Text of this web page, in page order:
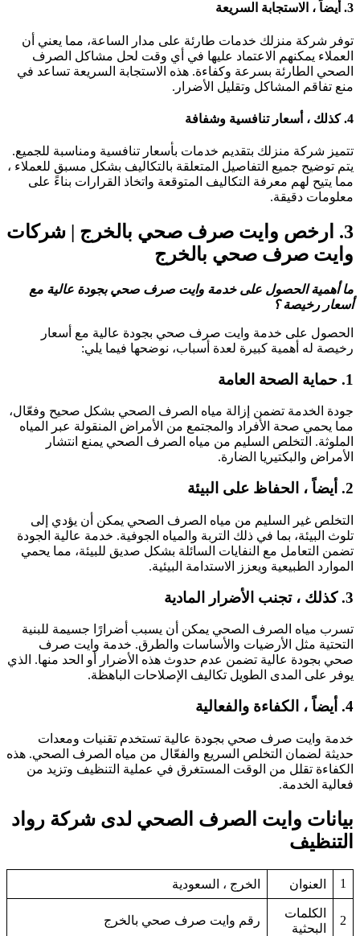
أيضاً ، الاستجابة السريعة
شركة منزلك خدمات طارئة على مدار الساعة، مما يعني أن
يمكنهم الاعتماد عليها في أي وقت لحل مشاكل الصرف
الطارئة بسرعة وكفاءة. هذه الاستجابة السريعة تساعد في
تفاقم المشاكل وتقليل الأضرار.
كذلك ، أسعار تنافسية وشفافة
شركة منزلك بتقديم خدمات بأسعار تنافسية ومناسبة للجميع.
توضيح جميع التفاصيل المتعلقة بالتكاليف بشكل مسبق للعملاء ،
يتيح لهم معرفة التكاليف المتوقعة واتخاذ القرارات بناءً على
دقيقة.
ارخص وايت صرف صحي بالخرج| شركات
صرف صحي بالخرج
أهمية الحصول على خدمة وايت صرف صحي بجودة عالية مع
رخيصة ؟
على خدمة وايت صرف صحي بجودة عالية مع أسعار
له أهمية كبيرة لعدة أسباب، نوضحها فيما يلي:
الخدمة تضمن إزالة مياه الصرف الصحي بشكل صحيح وفعّال،
يحمي صحة الأفراد والمجتمع من الأمراض المنقولة عبر المياه
التخلص السليم من مياه الصرف الصحي يمنع انتشار
والبكتيريا الضارة.
غير السليم من مياه الصرف الصحي يمكن أن يؤدي إلى
البيئة، بما في ذلك التربة والمياه الجوفية. خدمة عالية الجودة
التعامل مع النفايات السائلة بشكل صديق للبيئة، مما يحمي
الطبيعية ويعزز الاستدامة البيئية.
مياه الصرف الصحي يمكن أن يسبب أضرارًا جسيمة للبنية
مثل الأرضيات والأساسات والطرق. خدمة وايت صرف
بجودة عالية تضمن عدم حدوث هذه الأضرار أو الحد منها. الذي
على المدى الطويل تكاليف الإصلاحات الباهظة.
وايت صرف صحي بجودة عالية تستخدم تقنيات ومعدات
لضمان التخلص السريع والفعّال من مياه الصرف الصحي. هذه
تقلل من الوقت المستغرق في عملية التنظيف وتزيد من
الخدمة.
وايت الصرف الصحي لدى شركة رواد
العنوان الخرج ، السعودية
الكلمات
البحثية
رقم وايت صرف صحي بالخرج